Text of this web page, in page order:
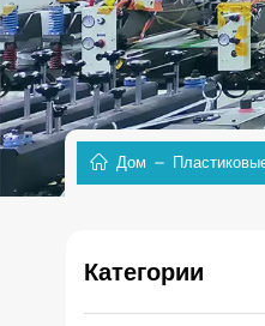
Дом
Категории